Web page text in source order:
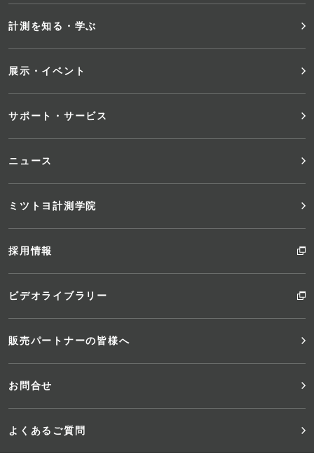
メ
ュ
ー
計測を知る・学ぶ
展示・イベント
サポート・サービス
ニュース
ミツトヨ計測学院
採用情報
ビデオライブラリー
販売パートナーの皆様へ
お問合せ
よくあるご質問